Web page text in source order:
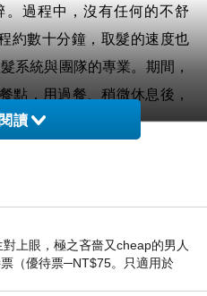
過程中，沒有任何的不舒
約數十分鐘，取髮的速度也
系統與團隊的專業。期間，
點，用過餐、稍微休息後，
適，頭髮在種植的當下，也
估是種植1200株左右，手術
植髮手術術後衛教，在確認
所嘍！！
讀
上眼，極之吝嗇又cheap的男人
（優待票─NT$75。只適用於